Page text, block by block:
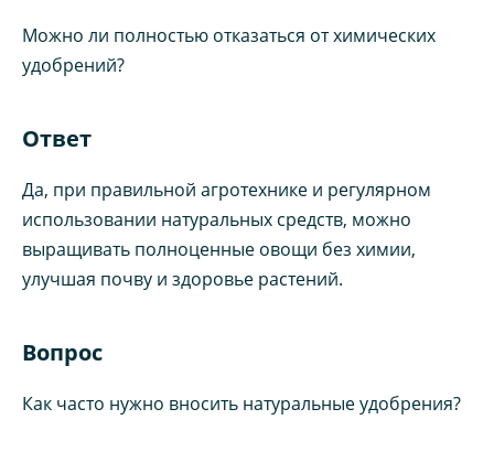
Можно ли полностью отказаться от химических
удобрений?
Ответ
Да, при правильной агротехнике и регулярном
использовании натуральных средств, можно
выращивать полноценные овощи без химии,
улучшая почву и здоровье растений.
Вопрос
Как часто нужно вносить натуральные удобрения?